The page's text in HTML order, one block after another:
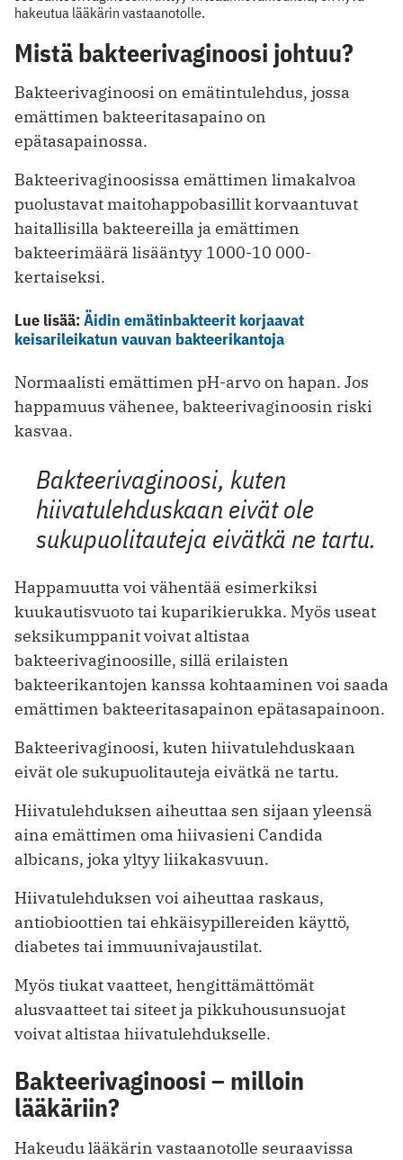
hakeutua lääkärin vastaanotolle.
Mistä bakteerivaginoosi johtuu?
Bakteerivaginoosi on emätintulehdus, jossa
emättimen bakteeritasapaino on
epätasapainossa.
Bakteerivaginoosissa emättimen limakalvoa
puolustavat maitohappobasillit korvaantuvat
haitallisilla bakteereilla ja emättimen
bakteerimäärä lisääntyy 1000-10 000-
kertaiseksi.
Lue lisää:Äidin emätinbakteerit korjaavat
keisarileikatun vauvan bakteerikantoja
Normaalisti emättimen pH-arvo on hapan. Jos
happamuus vähenee, bakteerivaginoosin riski
kasvaa.
Bakteerivaginoosi, kuten
hiivatulehduskaan eivät ole
sukupuolitauteja eivätkä ne tartu.
Happamuutta voi vähentää esimerkiksi
kuukautisvuoto tai kuparikierukka. Myös useat
seksikumppanit voivat altistaa
bakteerivaginoosille, sillä erilaisten
bakteerikantojen kanssa kohtaaminen voi saada
emättimen bakteeritasapainon epätasapainoon.
Bakteerivaginoosi, kuten hiivatulehduskaan
eivät ole sukupuolitauteja eivätkä ne tartu.
Hiivatulehduksen aiheuttaa sen sijaan yleensä
aina emättimen oma hiivasieni Candida
albicans, joka yltyy liikakasvuun.
Hiivatulehduksen voi aiheuttaa raskaus,
antiobioottien tai ehkäisypillereiden käyttö,
diabetes tai immuunivajaustilat.
Myös tiukat vaatteet, hengittämättömät
alusvaatteet tai siteet ja pikkuhousunsuojat
voivat altistaa hiivatulehdukselle.
Bakteerivaginoosi – milloin
lääkäriin?
Hakeudu lääkärin vastaanotolle seuraavissa